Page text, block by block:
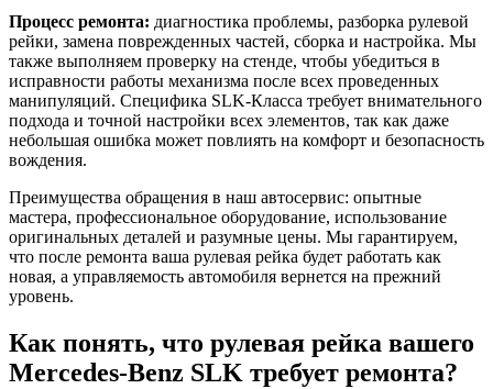
Процесс ремонта: диагностика проблемы, разборка рулевой
рейки, замена поврежденных частей, сборка и настройка. Мы
также выполняем проверку на стенде, чтобы убедиться в
исправности работы механизма после всех проведенных
манипуляций. Специфика SLK-Класса требует внимательного
подхода и точной настройки всех элементов, так как даже
небольшая ошибка может повлиять на комфорт и безопасность
вождения.
Преимущества обращения в наш автосервис: опытные
мастера, профессиональное оборудование, использование
оригинальных деталей и разумные цены. Мы гарантируем,
что после ремонта ваша рулевая рейка будет работать как
новая, а управляемость автомобиля вернется на прежний
уровень.
Как понять, что рулевая рейка вашего
Mercedes-Benz SLK требует ремонта?